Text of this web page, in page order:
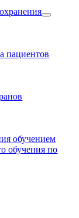
пациентов
обучением
обучения по